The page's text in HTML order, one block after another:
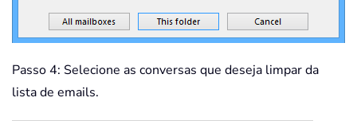
Passo 4: Selecione as conversas que deseja limpar da
lista de emails.